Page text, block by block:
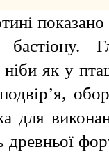
ніби як у
для
древньої